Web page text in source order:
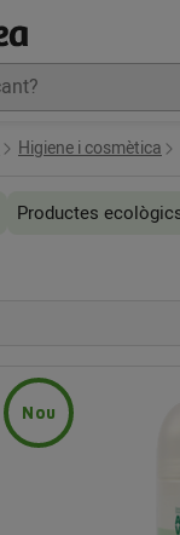
Higiene i cosmètica
Productes
Nou